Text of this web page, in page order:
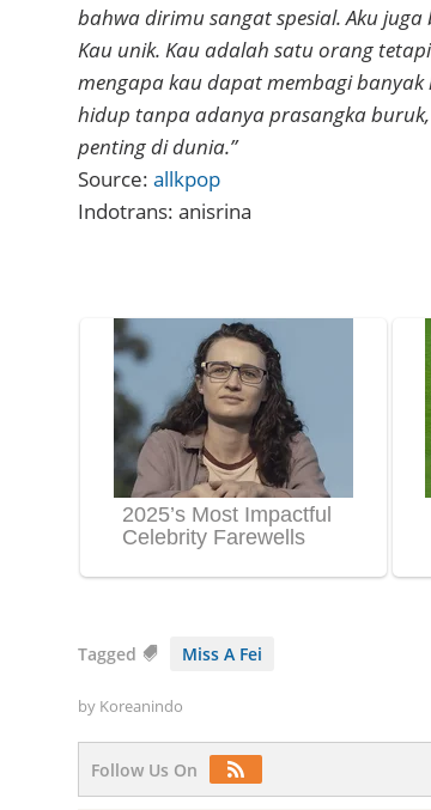
bahwa dirimu sangat spesial. Aku
Kau unik. Kau adalah satu orang
mengapa kau dapat membagi
hidup tanpa adanya prasangka
penting di dunia.”
Source: allkpop
Indotrans: anisrina
Tagged Miss A Fei
by Koreanindo
Follow Us On